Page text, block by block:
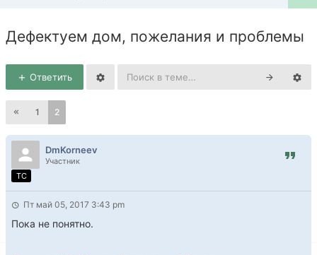
Дефектуем дом, пожелания и проблемы
Ответить
1 2
DmKorneev
Участник
TC
Пт май 05, 2017 3:43 pm
Пока не понятно.